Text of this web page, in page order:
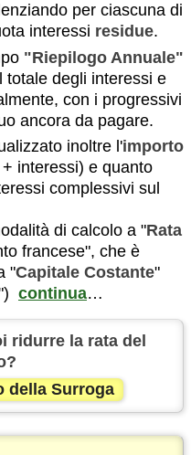
per ciascuna di
interessi residue.
"Riepilogo Annuale"
totale degli interessi e
con i progressivi
ancora da pagare.
inoltre l'importo
interessi) e quanto
complessivi sul
di calcolo a "Rata
francese", che è
"Capitale Costante"
continua…
ridurre la rata del
della Surroga